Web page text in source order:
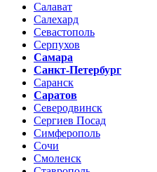
Салават
Салехард
Севастополь
Серпухов
Самара
Санкт-Петербург
Саранск
Саратов
Северодвинск
Сергиев Посад
Симферополь
Сочи
Смоленск